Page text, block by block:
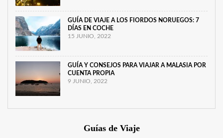
GUÍA DE VIAJE A LOS FIORDOS NORUEGOS: 7
DÍAS EN COCHE
15 JUNIO, 2022
GUÍA Y CONSEJOS PARA VIAJAR A MALASIA POR
CUENTA PROPIA
9 JUNIO, 2022
Guías de Viaje